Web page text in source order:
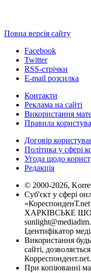
Повна версія сайту
Facebook
Twitter
RSS-стрічки
E-mail розсилка
Контакти
Реклама на сайті
Використання
Правила
Договір
Політика у сфері
Угода щодо
Редакція
© 2000-2026,
Суб'єкт у сфері
ХАРКІВСЬКЕ
Ідентифікатор
Використання
сайті,
Корреспондент.net.
При копіюванні